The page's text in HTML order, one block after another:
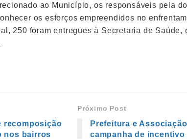
ao Município, os responsáveis pela
os esforços empreendidos no
250 foram entregues à Secretaria de Saúde,
recomposição
nos bairros
Próximo Post
Prefeitura e
campanha de